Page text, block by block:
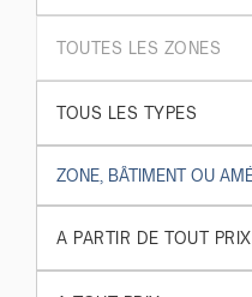
TOUTES LES ZONES
TOUS LES TYPES
A PARTIR DE TOUT PRIX